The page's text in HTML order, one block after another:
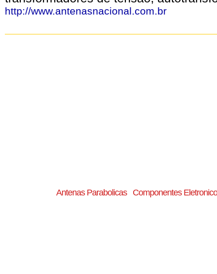
http://www.antenasnacional.com.br
Antenas Parabolicas Componentes